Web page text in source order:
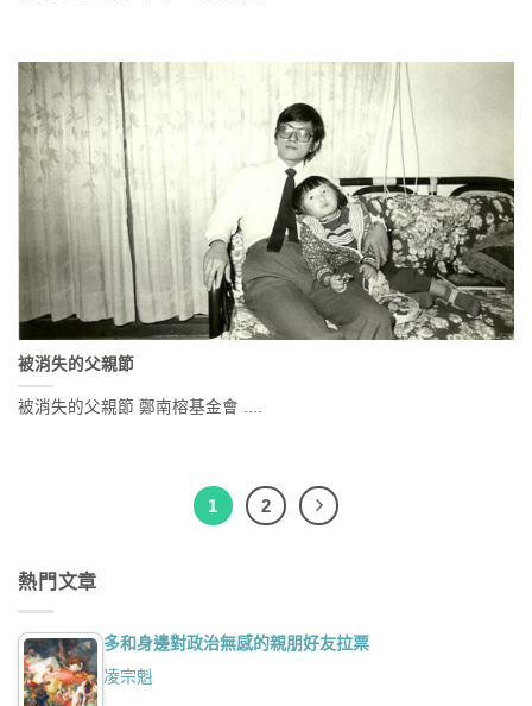
被消失的父親節
被消失的父親節 鄭南榕基金會 ....
1 2
熱門文章
多和身邊對政治無感的親朋好友拉票
凌宗魁